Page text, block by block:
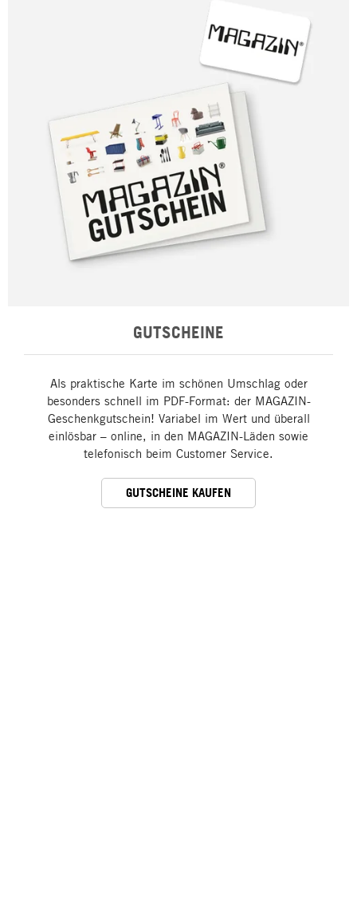
GUTSCHEINE
Als praktische Karte im schönen Umschlag oder
besonders schnell im PDF-Format: der MAGAZIN-
Geschenkgutschein! Variabel im Wert und überall
einlösbar – online, in den MAGAZIN-Läden sowie
telefonisch beim Customer Service.
GUTSCHEINE KAUFEN